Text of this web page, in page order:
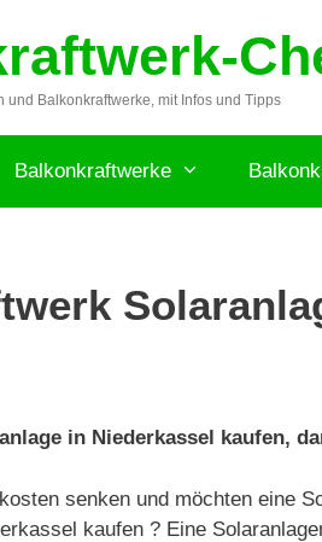
und Balkonkraftwerke, mit Infos und Tipps
Balkonkraftwerke
in Niederkassel kaufen,
senken und möchten eine
kaufen ? Eine